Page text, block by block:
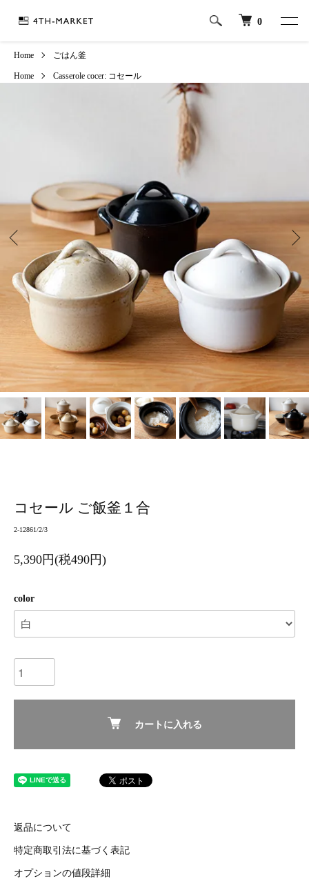
0
Home ごはん釜
Home Casserole cocer: コセール
コセール ご飯釜１合
2-12861/2/3
5,390円(税490円)
color
カートに入れる
返品について
特定商取引法に基づく表記
オプションの値段詳細